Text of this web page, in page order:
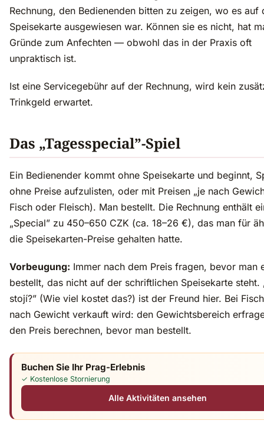
Rechnung, den Bedienenden bitten zu zeigen, wo es auf
Speisekarte ausgewiesen war. Können sie es nicht, hat
Gründe zum Anfechten — obwohl das in der Praxis oft
unpraktisch ist.
Ist eine Servicegebühr auf der Rechnung, wird kein
Trinkgeld erwartet.
Das „Tagesspecial”-Spiel
Ein Bedienender kommt ohne Speisekarte und beginnt,
ohne Preise aufzulisten, oder mit Preisen „je nach
Fisch oder Fleisch). Man bestellt. Die Rechnung enthält
„Special” zu 450–650 CZK (ca. 18–26 €), das man für
die Speisekarten-Preise gehalten hatte.
Vorbeugung: Immer nach dem Preis fragen, bevor man
bestellt, das nicht auf der schriftlichen Speisekarte steht.
stojí?” (Wie viel kostet das?) ist der Freund hier. Bei
nach Gewicht verkauft wird: den Gewichtsbereich
den Preis berechnen, bevor man bestellt.
Buchen Sie Ihr Prag-Erlebnis
✓ Kostenlose Stornierung
Alle Aktivitäten ansehen